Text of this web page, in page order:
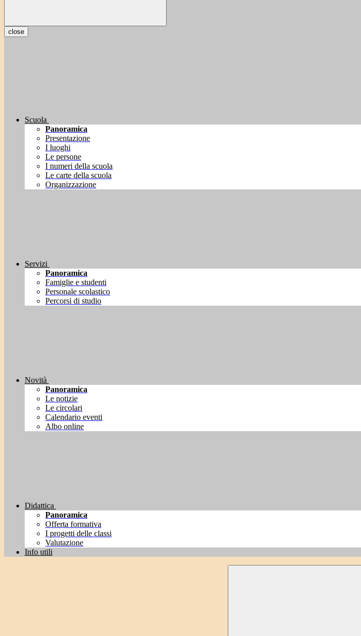
close
Scuola
Panoramica
Presentazione
I luoghi
Le persone
I numeri della scuola
Le carte della scuola
Organizzazione
Servizi
Panoramica
Famiglie e studenti
Personale scolastico
Percorsi di studio
Novità
Panoramica
Le notizie
Le circolari
Calendario eventi
Albo online
Didattica
Panoramica
Offerta formativa
I progetti delle classi
Valutazione
Info utili